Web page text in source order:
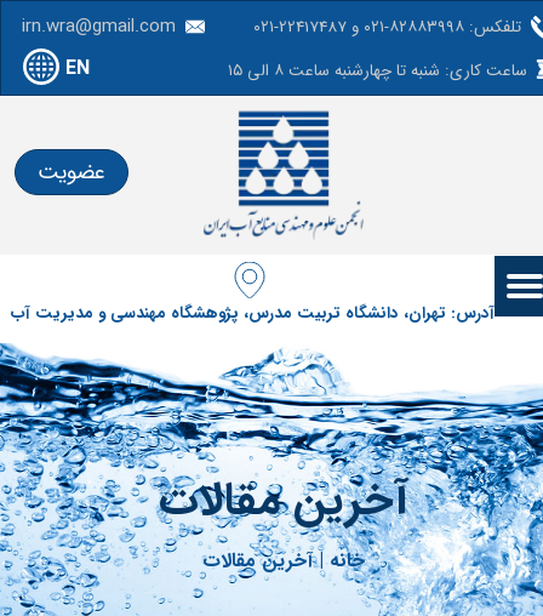
irn.wra@gmail.com
تلفکس: ۸۲۸۸۳۹۹۸-۰۲۱ و 22417487-۰۲۱
ساعت کاری: شنبه تا چهارشنبه ساعت ۸ الی ۱۵
EN
عضویت
آدرس: تهران، دانشگاه تربیت مدرس، پژوهشگاه مهندسی و مدیریت آب
آخرین مقالات
خانه|آخرین مقالات